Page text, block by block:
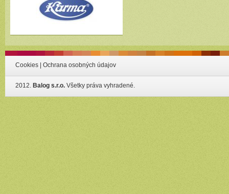
Cookies Ochrana osobných údajov
2012. Balog s.r.o. Všetky práva vyhradené.